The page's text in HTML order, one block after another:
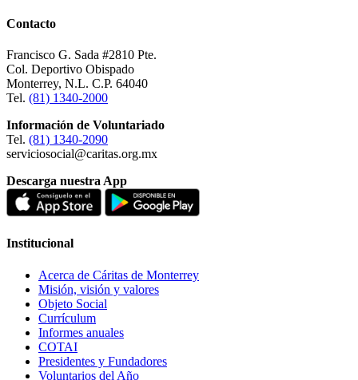
Contacto
Francisco G. Sada #2810 Pte.
Col. Deportivo Obispado
Monterrey, N.L. C.P. 64040
Tel. (81) 1340-2000
Información de Voluntariado
Tel. (81) 1340-2090
serviciosocial@caritas.org.mx
Descarga nuestra App
Institucional
Acerca de Cáritas de Monterrey
Misión, visión y valores
Objeto Social
Currículum
Informes anuales
COTAI
Presidentes y Fundadores
Voluntarios del Año